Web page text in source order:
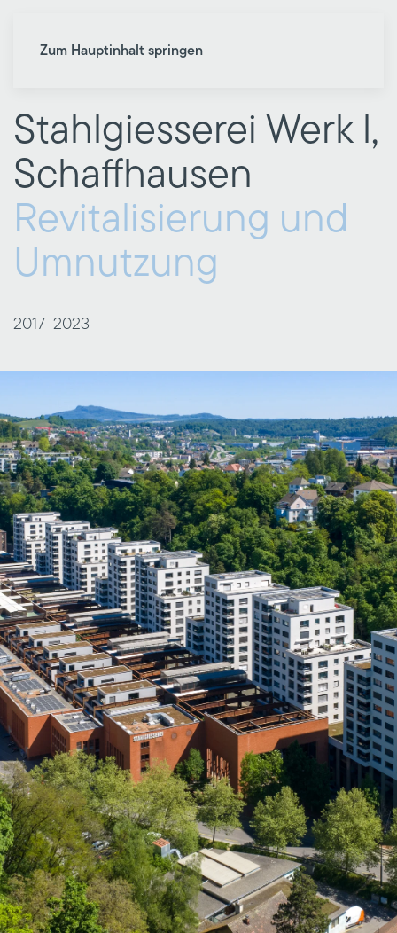
Zum Hauptinhalt springen
Stahlgiesserei Werk l,
Schaffhausen
Revitalisierung und
Umnutzung
2017–2023